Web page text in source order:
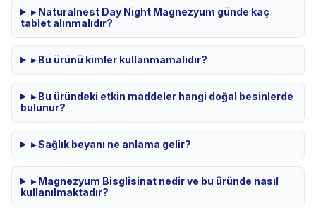
▸ Naturalnest Day Night Magnezyum günde kaç
tablet alınmalıdır?
▸ Bu ürünü kimler kullanmamalıdır?
▸ Bu üründeki etkin maddeler hangi doğal besinlerde
bulunur?
▸ Sağlık beyanı ne anlama gelir?
▸ Magnezyum Bisglisinat nedir ve bu üründe nasıl
kullanılmaktadır?